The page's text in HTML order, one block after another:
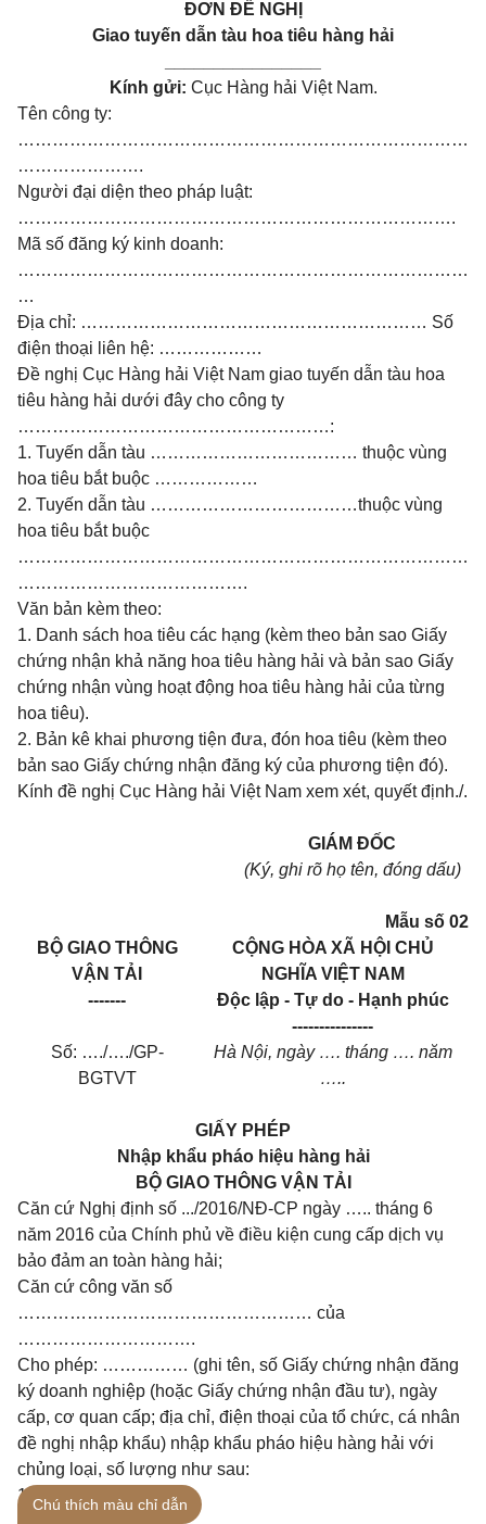
ĐƠN ĐỀ NGHỊ
Giao tuyến dẫn tàu hoa tiêu hàng hải
Kính gửi: Cục Hàng hải Việt Nam.
Tên công ty:
……………………………………………………………………
………………….
Người đại diện theo pháp luật:
………………………………………………………………….
Mã số đăng ký kinh doanh:
……………………………………………………………………
…
Địa chỉ: …………………………………………………… Số
điện thoại liên hệ: ………………
Đề nghị Cục Hàng hải Việt Nam giao tuyến dẫn tàu hoa
tiêu hàng hải dưới đây cho công ty
………………………………………………:
1. Tuyến dẫn tàu ……………………………… thuộc vùng
hoa tiêu bắt buộc ………………
2. Tuyến dẫn tàu ………………………………thuộc vùng
hoa tiêu bắt buộc
……………………………………………………………………
………………………………….
Văn bản kèm theo:
1. Danh sách hoa tiêu các hạng (kèm theo bản sao Giấy
chứng nhận khả năng hoa tiêu hàng hải và bản sao Giấy
chứng nhận vùng hoạt động hoa tiêu hàng hải của từng
hoa tiêu).
2. Bản kê khai phương tiện đưa, đón hoa tiêu (kèm theo
bản sao Giấy chứng nhận đăng ký của phương tiện đó).
Kính đề nghị Cục Hàng hải Việt Nam xem xét, quyết định./.
GIÁM ĐỐC
(Ký, ghi rõ họ tên, đóng dấu)
Mẫu số 02
BỘ GIAO THÔNG
VẬN TẢI
-------
CỘNG HÒA XÃ HỘI CHỦ
NGHĨA VIỆT NAM
Độc lập - Tự do - Hạnh phúc
---------------
Số: …./…./GP-
BGTVT
Hà Nội, ngày …. tháng …. năm
…..
GIẤY PHÉP
Nhập khẩu pháo hiệu hàng hải
BỘ GIAO THÔNG VẬN TẢI
Căn cứ Nghị định số .../2016/NĐ-CP ngày ….. tháng 6
năm 2016 của Chính phủ về điều kiện cung cấp dịch vụ
bảo đảm an toàn hàng hải;
Căn cứ công văn số
…………………………………………… của
………………………….
Cho phép: …………… (ghi tên, số Giấy chứng nhận đăng
ký doanh nghiệp (hoặc Giấy chứng nhận đầu tư), ngày
cấp, cơ quan cấp; địa chỉ, điện thoại của tổ chức, cá nhân
đề nghị nhập khẩu) nhập khẩu pháo hiệu hàng hải với
chủng loại, số lượng như sau:
1. Chú thích màu chỉ dẫn